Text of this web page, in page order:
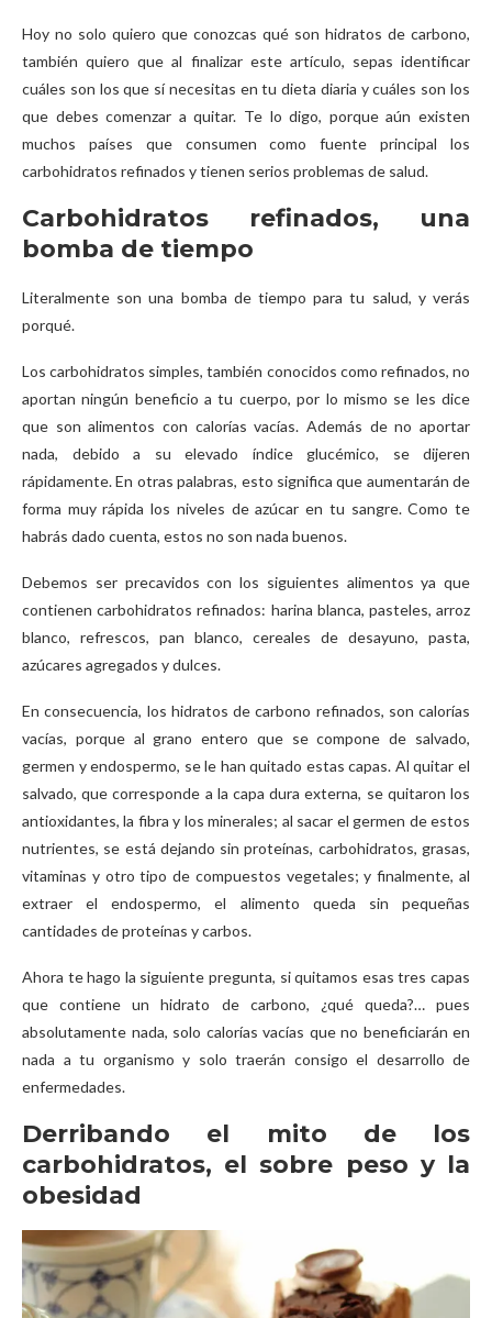
Hoy no solo quiero que conozcas qué son hidratos de carbono,
también quiero que al finalizar este artículo, sepas identificar
cuáles son los que sí necesitas en tu dieta diaria y cuáles son los
que debes comenzar a quitar. Te lo digo, porque aún existen
muchos países que consumen como fuente principal los
carbohidratos refinados y tienen serios problemas de salud.
Carbohidratos refinados, una
bomba de tiempo
Literalmente son una bomba de tiempo para tu salud, y verás
porqué.
Los carbohidratos simples, también conocidos como refinados, no
aportan ningún beneficio a tu cuerpo, por lo mismo se les dice
que son alimentos con calorías vacías. Además de no aportar
nada, debido a su elevado índice glucémico, se dijeren
rápidamente. En otras palabras, esto significa que aumentarán de
forma muy rápida los niveles de azúcar en tu sangre. Como te
habrás dado cuenta, estos no son nada buenos.
Debemos ser precavidos con los siguientes alimentos ya que
contienen carbohidratos refinados: harina blanca, pasteles, arroz
blanco, refrescos, pan blanco, cereales de desayuno, pasta,
azúcares agregados y dulces.
En consecuencia, los hidratos de carbono refinados, son calorías
vacías, porque al grano entero que se compone de salvado,
germen y endospermo, se le han quitado estas capas. Al quitar el
salvado, que corresponde a la capa dura externa, se quitaron los
antioxidantes, la fibra y los minerales; al sacar el germen de estos
nutrientes, se está dejando sin proteínas, carbohidratos, grasas,
vitaminas y otro tipo de compuestos vegetales; y finalmente, al
extraer el endospermo, el alimento queda sin pequeñas
cantidades de proteínas y carbos.
Ahora te hago la siguiente pregunta, si quitamos esas tres capas
que contiene un hidrato de carbono, ¿qué queda?… pues
absolutamente nada, solo calorías vacías que no beneficiarán en
nada a tu organismo y solo traerán consigo el desarrollo de
enfermedades.
Derribando el mito de los
carbohidratos, el sobre peso y la
obesidad